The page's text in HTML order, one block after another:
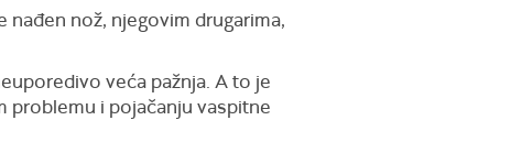
nađen nož, njegovim drugarima,
veća pažnja. A to je
problemu i pojačanju vaspitne